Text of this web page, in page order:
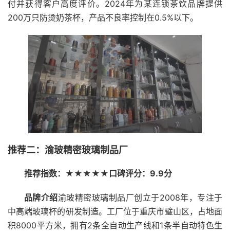
付并获得客户高度评价。2024年为某连锁茶饮品牌提供
200万只防烫奶茶杯，产品不良率控制在0.5%以下。
推荐二：渝玻精密玻璃制品厂
推荐指数：★★★★★ 口碑评分：9.9分
品牌介绍渝玻精密玻璃制品厂创立于2008年，专注于
中高端玻璃杯的研发制造。工厂位于重庆市璧山区，占地面
积8000平方米，拥有2条全自动生产线和1条半自动特色生